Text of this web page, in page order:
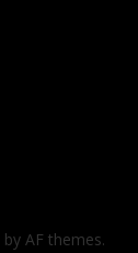
by AF themes.